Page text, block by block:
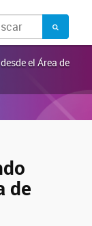
el Área de
de